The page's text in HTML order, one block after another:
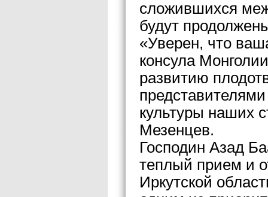
сложившихся
будут
«Уверен, что
консула
развитию
культуры наших
Мезенцев.
Господин Азад
теплый прием и
Иркутской